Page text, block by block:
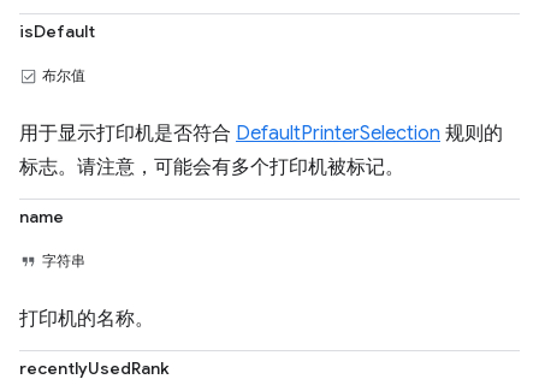
isDefault
布尔值
用于显示打印机是否符合 DefaultPrinterSelection 规则的
标志。请注意，可能会有多个打印机被标记。
name
字符串
打印机的名称。
recentlyUsedRank